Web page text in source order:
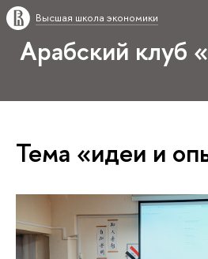
Высшая школа экономики
Арабский клуб
Тема «идеи и